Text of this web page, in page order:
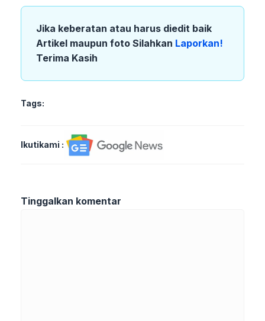
Jika keberatan atau harus diedit baik
Artikel maupun foto Silahkan Laporkan!
Terima Kasih
Tags:
Ikutikami :
Tinggalkan komentar